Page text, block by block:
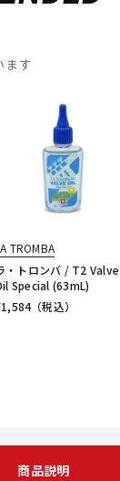
ます
TROMBA
・トロンバ / T2 Valve
Special (63mL)
1,584（税込）
商品説明